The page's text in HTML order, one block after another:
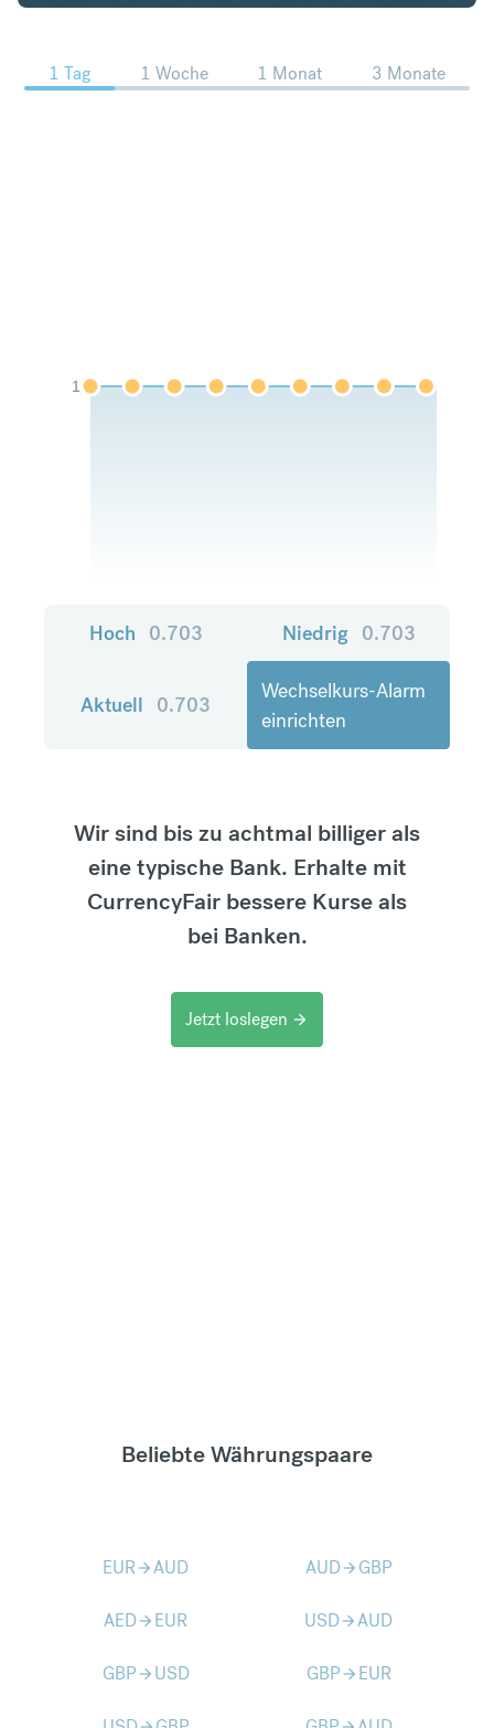
1 Tag 1 Woche 1 Monat 3 Monate
1
Hoch 0.703 Niedrig 0.703
Aktuell 0.703
Wechselkurs-Alarm
einrichten
Wir sind bis zu achtmal billiger als
eine typische Bank. Erhalte mit
CurrencyFair bessere Kurse als
bei Banken.
Jetzt loslegen arrow_forward
Beliebte Währungspaare
EURarrow_forwardAUD AUDarrow_forward GBP
AEDarrow_forward EUR USDarrow_forwardAUD
GBParrow_forward USD GBParrow_forward EUR